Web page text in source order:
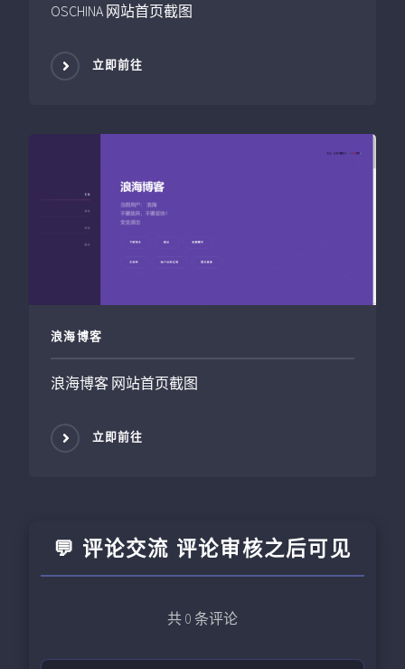
OSCHINA 网站首页截图
立即前往
浪海博客
浪海博客 网站首页截图
立即前往
💬 评论交流 评论审核之后可见
共 0 条评论